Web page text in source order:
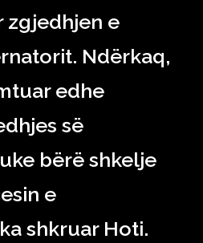
zgjedhjen e
Ndërkaq,
edhe
së
bërë shkelje
e
shkruar Hoti.